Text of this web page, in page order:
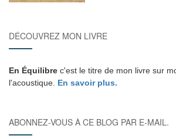
DÉCOUVREZ MON LIVRE
En Équilibre c'est le titre de mon livre sur
l'acoustique. En savoir plus.
ABONNEZ-VOUS À CE BLOG PAR E-MAIL.